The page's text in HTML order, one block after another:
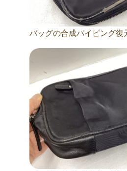
バッグの合成パイピング